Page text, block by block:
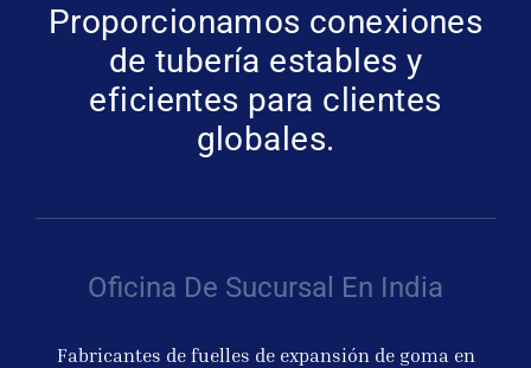
Proporcionamos conexiones
de tubería estables y
eficientes para clientes
globales.
Oficina De Sucursal En India
Fabricantes de fuelles de expansión de goma en